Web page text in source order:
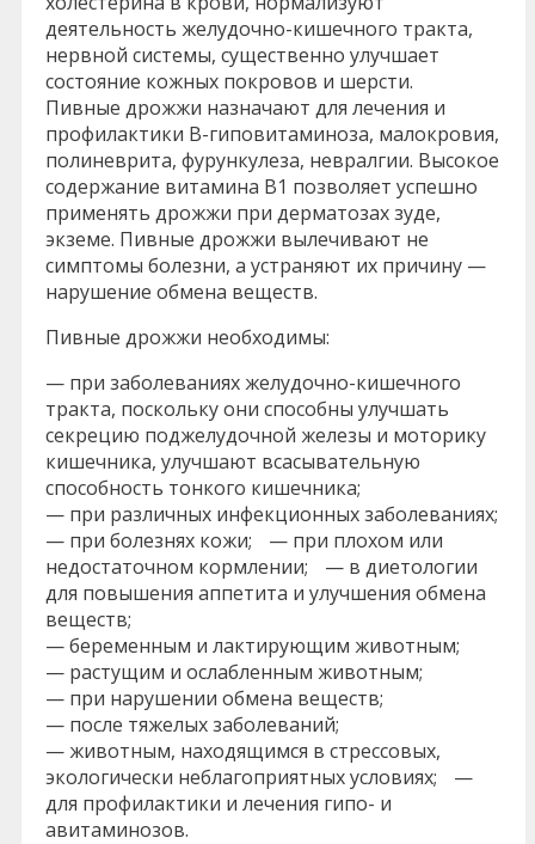
деятельность желудочно-кишечного тракта,
нервной системы, существенно улучшает
состояние кожных покровов и шерсти.
Пивные дрожжи назначают для лечения и
профилактики В-гиповитаминоза, малокровия,
полиневрита, фурункулеза, невралгии. Высокое
содержание витамина В1 позволяет успешно
применять дрожжи при дерматозах зуде,
экземе. Пивные дрожжи вылечивают не
симптомы болезни, а устраняют их причину —
нарушение обмена веществ.
Пивные дрожжи необходимы:
— при заболеваниях желудочно-кишечного
тракта, поскольку они способны улучшать
секрецию поджелудочной железы и моторику
кишечника, улучшают всасывательную
способность тонкого кишечника;
— при различных инфекционных заболеваниях;
— при болезнях кожи; — при плохом или
недостаточном кормлении; — в диетологии
для повышения аппетита и улучшения обмена
веществ;
— беременным и лактирующим животным;
— растущим и ослабленным животным;
— при нарушении обмена веществ;
— после тяжелых заболеваний;
— животным, находящимся в стрессовых,
экологически неблагоприятных условиях; —
для профилактики и лечения гипо- и
авитаминозов.